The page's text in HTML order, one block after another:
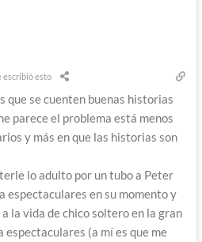
escribió esto
que se cuenten buenas historias
parece el problema está menos
y más en que las historias son
lo adulto por un tubo a Peter
espectaculares en su momento y
la vida de chico soltero en la gran
espectaculares (a mí es que me